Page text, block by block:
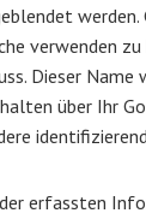
verwenden
Dieser Name
über Ihr
erfassten